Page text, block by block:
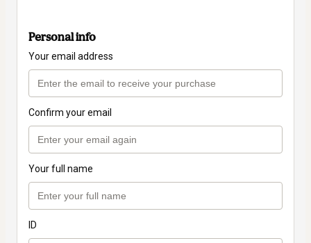
Personal info
Your email address
Confirm your email
Your full name
ID